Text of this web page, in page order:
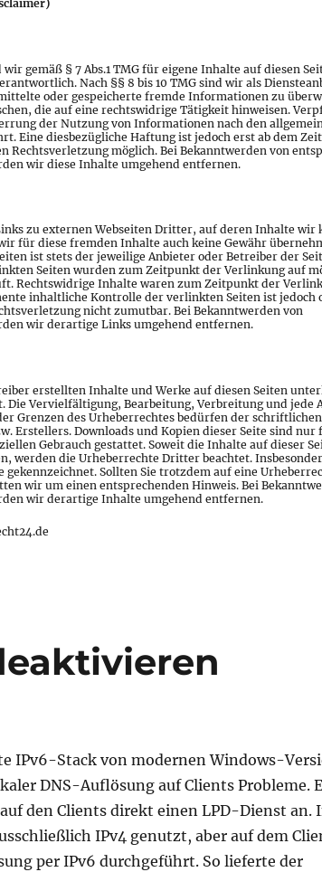
gemäß § 7 Abs.1 TMG für eigene Inhalte auf diesen
Nach §§ 8 bis 10 TMG sind wir als
oder gespeicherte fremde Informationen zu
die auf eine rechtswidrige Tätigkeit hinweisen.
der Nutzung von Informationen nach den
Eine diesbezügliche Haftung ist jedoch erst ab dem
Rechtsverletzung möglich. Bei Bekanntwerden von
wir diese Inhalte umgehend entfernen.
zu externen Webseiten Dritter, auf deren Inhalte wir
für diese fremden Inhalte auch keine Gewähr
ist stets der jeweilige Anbieter oder Betreiber der
Seiten wurden zum Zeitpunkt der Verlinkung auf
Rechtswidrige Inhalte waren zum Zeitpunkt der
inhaltliche Kontrolle der verlinkten Seiten ist jedoch
nicht zumutbar. Bei Bekanntwerden von
wir derartige Links umgehend entfernen.
erstellten Inhalte und Werke auf diesen Seiten
Die Vervielfältigung, Bearbeitung, Verbreitung und jede
Grenzen des Urheberrechtes bedürfen der
Erstellers. Downloads und Kopien dieser Seite sind nur
Gebrauch gestattet. Soweit die Inhalte auf dieser
werden die Urheberrechte Dritter beachtet.
gekennzeichnet. Sollten Sie trotzdem auf eine
wir um einen entsprechenden Hinweis. Bei
wir derartige Inhalte umgehend entfernen.
IPv6-Stack von modernen Windows-
DNS-Auflösung auf Clients Probleme.
den Clients direkt einen LPD-Dienst an.
IPv4 genutzt, aber auf dem
per IPv6 durchgeführt. So lieferte der